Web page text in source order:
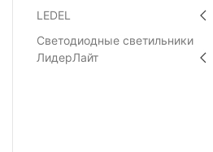
LEDEL
Светодиодные светильники
ЛидерЛайт